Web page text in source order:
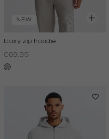
NEW
Boxy zip hoodie
€69.95
lichtgrijs